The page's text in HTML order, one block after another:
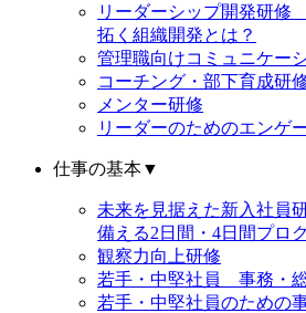
リーダーシップ開発研
拓く組織開発とは？
管理職向けコミュニケー
コーチング・部下育成研
メンター研修
リーダーのためのエンゲ
仕事の基本▼
未来を見据えた新入社員
備える2日間・4日間プロ
観察力向上研修
若手・中堅社員 事務・
若手・中堅社員のための